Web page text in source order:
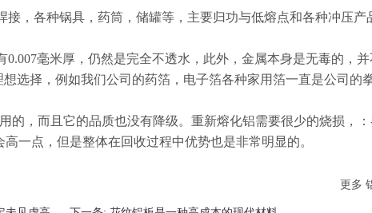
接，各种锅具，药筒，储罐等，主要归功与低熔点和各种冲压产
0.007毫米厚，仍然是完全不透水，此外，金属本身是无毒的，
选择，例如我们公司的药箔，电子箔各种家用箔一直是公司的
的，而且它的品质也没有降级。重新熔化铝需要很少的烧损，
高一点，但是整体在回收过程中优势也是非常明显的。
更多